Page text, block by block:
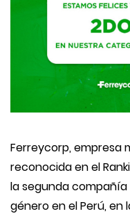
Ferreycorp, empresa
reconocida en el
la segunda
género en el Perú,